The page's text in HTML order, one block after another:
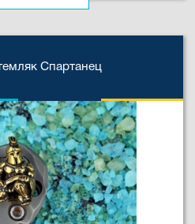
Спартанец